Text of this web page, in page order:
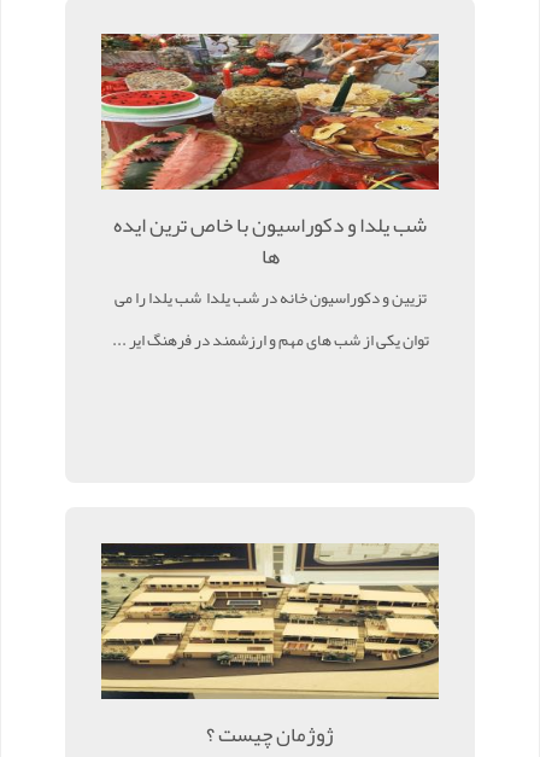
شب یلدا و دکوراسیون با خاص ترین ایده
ها
تزیین و دکوراسیون خانه در شب یلدا شب یلدا را می
توان یکی از شب های مهم و ارزشمند در فرهنگ ایر ...
ژوژمان چیست ؟